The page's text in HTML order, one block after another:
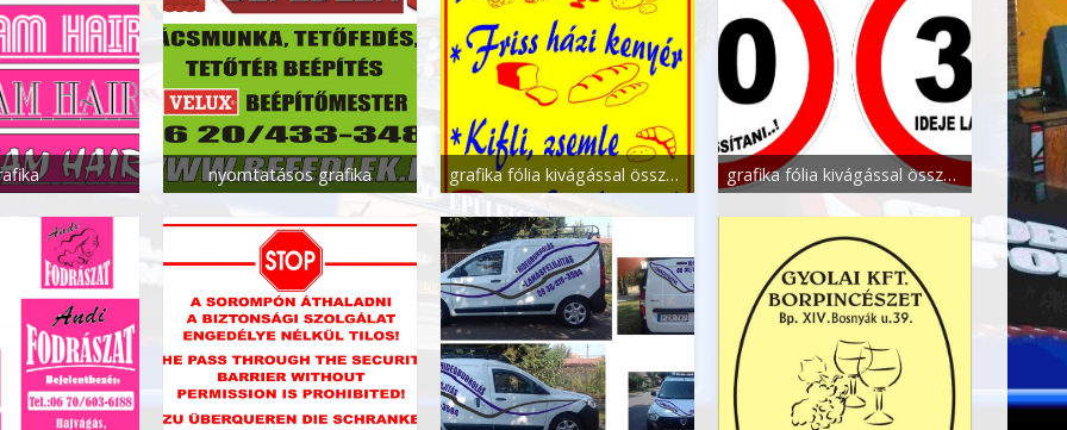
nyomtatásos grafika grafika fólia kivágással összeállítással grafika fólia kivágással összeállítással